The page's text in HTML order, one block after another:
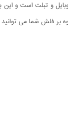
و تبلت است و این
بر فلش شما می